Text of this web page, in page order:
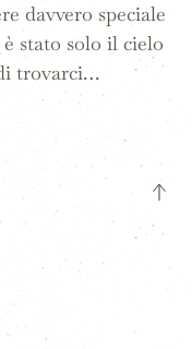
davvero speciale
stato solo il cielo
trovarci…